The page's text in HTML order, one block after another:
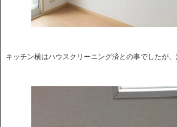
キッチン横はハウスクリーニング済との事でしたが